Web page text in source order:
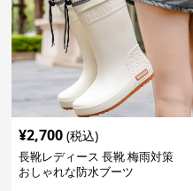
¥2,700 (税込)
長靴レディース 長靴 梅雨対策
おしゃれな防水ブーツ